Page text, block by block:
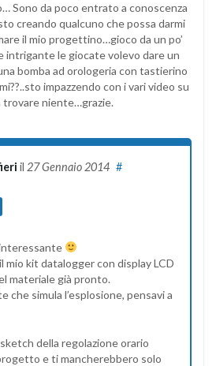
Sono da poco entrato a conoscenza
creando qualcuno che possa darmi
il mio progettino…gioco da un po’
intrigante le giocate volevo dare un
bomba ad orologeria con tastierino
impazzendo con i vari video su
trovare niente…grazie.
il 27 Gennaio 2014 #
mio kit datalogger con display LCD
materiale già pronto.
che simula l’esplosione, pensavi a
della regolazione orario
e ti mancherebbero solo